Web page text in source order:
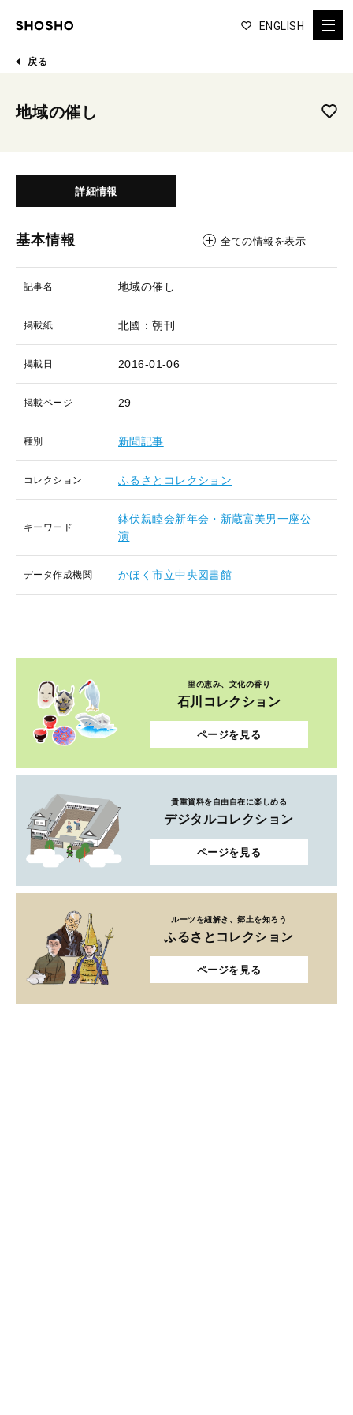
ENGLISH
戻る
地域の催し
詳細情報
基本情報 全ての情報を表示
記事名 地域の催し
掲載紙 北國：朝刊
掲載日 2016-01-06
掲載ページ 29
種別 新聞記事
コレクション ふるさとコレクション
キーワード
鉢伏親睦会新年会・新蔵富美男一座公
演
データ作成機関 かほく市立中央図書館
里の恵み、文化の香り
石川コレクション
ページを見る
貴重資料を自由自在に楽しめる
デジタルコレクション
ページを見る
ルーツを紐解き、郷土を知ろう
ふるさとコレクション
ページを見る